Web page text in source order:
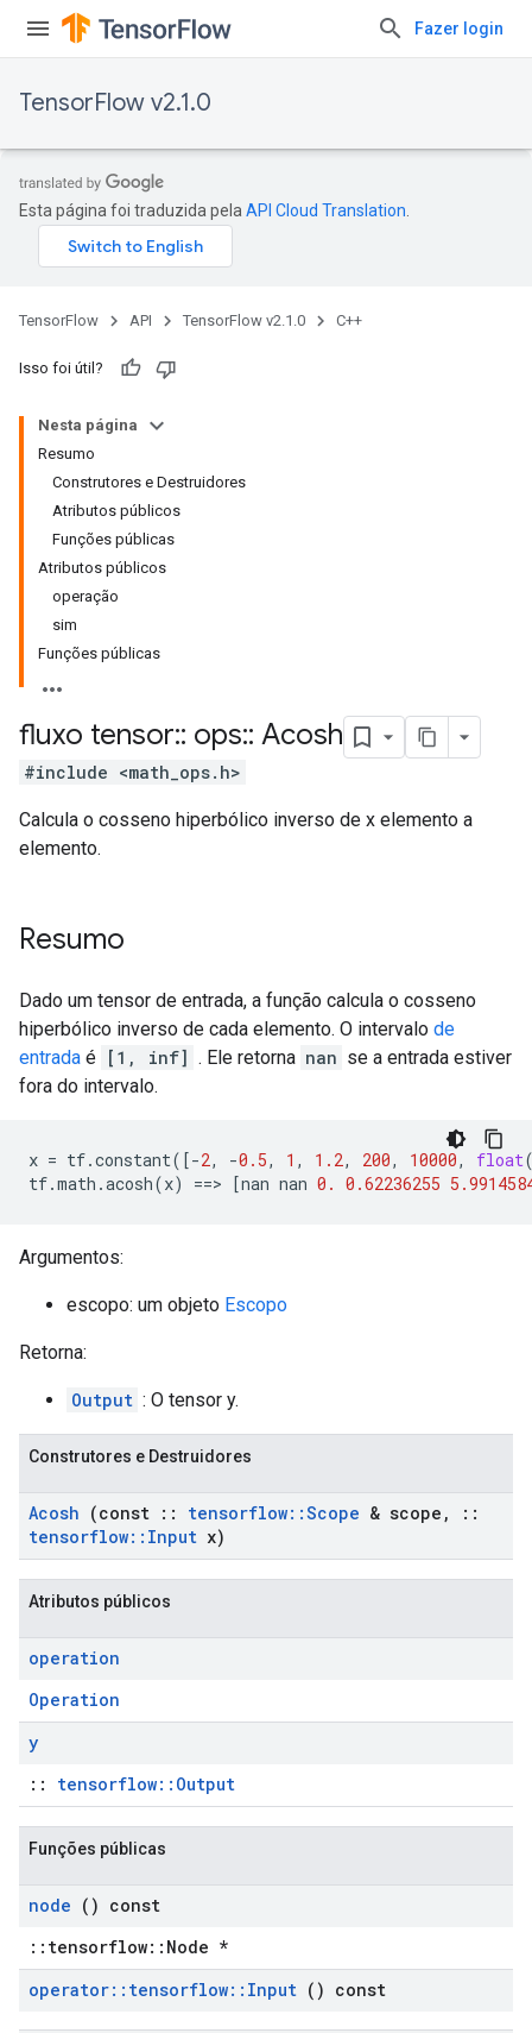
Fazer login
TensorFlow v2.1.0
Esta página foi traduzida pela API Cloud Translation
TensorFlow API TensorFlow v2.1.0 C++
Isso foi útil?
Nesta página
Resumo
Construtores e Destruidores
Atributos públicos
Funções públicas
Atributos públicos
operação
sim
Funções públicas
fluxo tensor:: ops:: Acosh
#include <math_ops.h>
Calcula o cosseno hiperbólico inverso de x elemento a
elemento.
Resumo
Dado um tensor de entrada, a função calcula o cosseno
hiperbólico inverso de cada elemento. O intervalo de
entrada é [1, inf] . Ele retorna nan se a entrada estiver
fora do intervalo.
x = tf.constant([-2, -0.5, 1 , 1.2, 200, 10000, float
tf.math .acosh(x) ==> [nan nan 0. 0.62236255
Argumentos:
escopo: um objeto Escopo
Retorna:
Output : O tensor y.
Construtores e Destruidores
Acosh (const :: tensorflow::Scope & scope ,
::
tensorflow:: Input x)
Atributos públicos
operation
Operation
y
:: tensorflow::Output
Funções públicas
node () const
::tensorflow::Node *
operator:: tensorflow:: Input () const